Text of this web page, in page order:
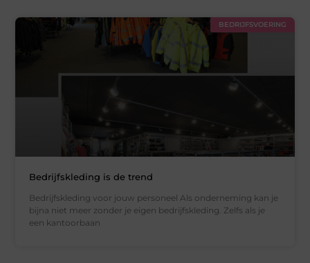
BEDRIJFSVOERING
Bedrijfskleding is de trend
Bedrijfskleding voor jouw personeel Als onderneming kan je
bijna niet meer zonder je eigen bedrijfskleding. Zelfs als je
een kantoorbaan